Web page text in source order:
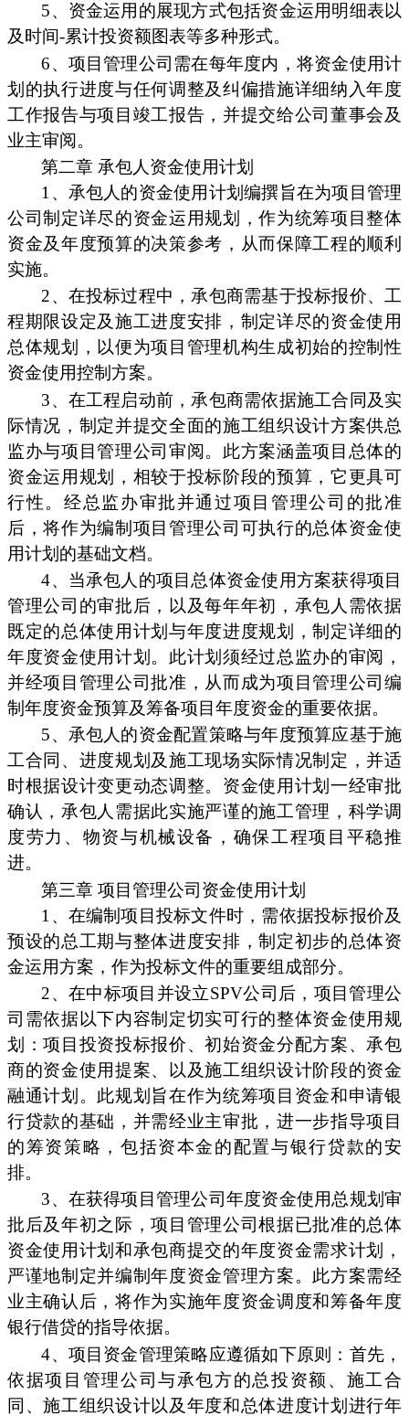
5、资金运用的展现方式包括资金运用明细表以
及时间-累计投资额图表等多种形式。
6、项目管理公司需在每年度内，将资金使用计
划的执行进度与任何调整及纠偏措施详细纳入年度
工作报告与项目竣工报告，并提交给公司董事会及
业主审阅。
第二章 承包人资金使用计划
1、承包人的资金使用计划编撰旨在为项目管理
公司制定详尽的资金运用规划，作为统筹项目整体
资金及年度预算的决策参考，从而保障工程的顺利
实施。
2、在投标过程中，承包商需基于投标报价、工
程期限设定及施工进度安排，制定详尽的资金使用
总体规划，以便为项目管理机构生成初始的控制性
资金使用控制方案。
3、在工程启动前，承包商需依据施工合同及实
际情况，制定并提交全面的施工组织设计方案供总
监办与项目管理公司审阅。此方案涵盖项目总体的
资金运用规划，相较于投标阶段的预算，它更具可
行性。经总监办审批并通过项目管理公司的批准
后，将作为编制项目管理公司可执行的总体资金使
用计划的基础文档。
4、当承包人的项目总体资金使用方案获得项目
管理公司的审批后，以及每年年初，承包人需依据
既定的总体使用计划与年度进度规划，制定详细的
年度资金使用计划。此计划须经过总监办的审阅，
并经项目管理公司批准，从而成为项目管理公司编
制年度资金预算及筹备项目年度资金的重要依据。
5、承包人的资金配置策略与年度预算应基于施
工合同、进度规划及施工现场实际情况制定，并适
时根据设计变更动态调整。资金使用计划一经审批
确认，承包人需据此实施严谨的施工管理，科学调
度劳力、物资与机械设备，确保工程项目平稳推
进。
第三章 项目管理公司资金使用计划
1、在编制项目投标文件时，需依据投标报价及
预设的总工期与整体进度安排，制定初步的总体资
金运用方案，作为投标文件的重要组成部分。
2、在中标项目并设立SPV公司后，项目管理公
司需依据以下内容制定切实可行的整体资金使用规
划：项目投资投标报价、初始资金分配方案、承包
商的资金使用提案、以及施工组织设计阶段的资金
融通计划。此规划旨在作为统筹项目资金和申请银
行贷款的基础，并需经业主审批，进一步指导项目
的筹资策略，包括资本金的配置与银行贷款的安
排。
3、在获得项目管理公司年度资金使用总规划审
批后及年初之际，项目管理公司根据已批准的总体
资金使用计划和承包商提交的年度资金需求计划，
严谨地制定并编制年度资金管理方案。此方案需经
业主确认后，将作为实施年度资金调度和筹备年度
银行借贷的指导依据。
4、项目资金管理策略应遵循如下原则：首先，
依据项目管理公司与承包方的总投资额、施工合
同、施工组织设计以及年度和总体进度计划进行年